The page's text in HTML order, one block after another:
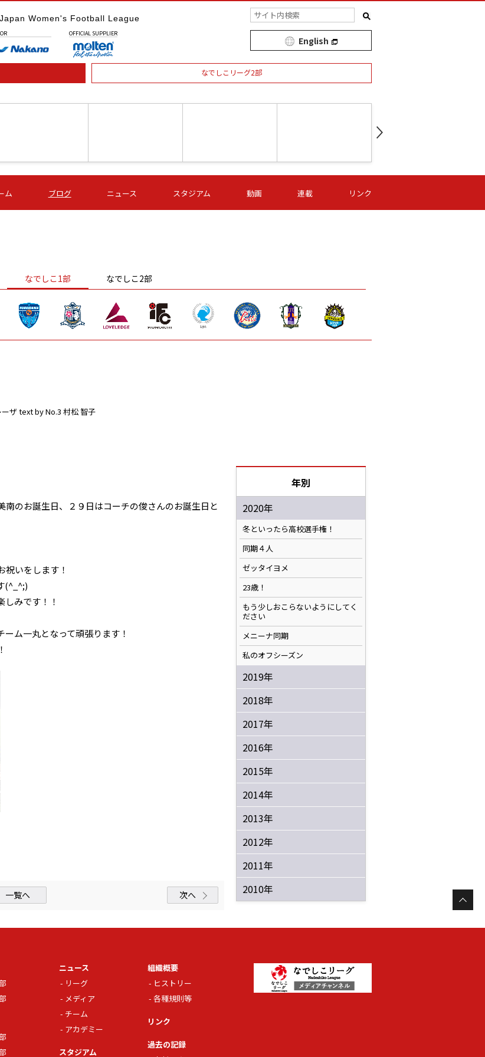
Japan Women's Football League
OFFICIAL SUPPLIER
English
なでしこリーグ2部
第16節 09/05 (土) 16:00
ＡＧＦ
-
いちご
-
第16節 09/06 (日) 15:00
-
第16節 09/06 (日) 15:00
- -
ム ブログ ニュース スタジアム 動画 連載 リンク
なでしこ1部 なでしこ2部
ザtext by No.3 村松 智子
のお誕生日、２９日はコーチの俊さんのお誕生日と
いをします！
(^_^;)
みです！！
ム一丸となって頑張ります！
一覧へ 次へ
年別
2020年
冬といったら高校選手権！
同期４人
ゼッタイヨメ
23歳！
もう少しおこらないようにしてく
ださい
メニーナ同期
私のオフシーズン
2019年
2018年
2017年
2016年
2015年
2014年
2013年
2012年
2011年
2010年
ニュース
リーグ
メディア
チーム
アカデミー
スタジアム
組織概要
ヒストリー
各種規則等
リンク
過去の記録